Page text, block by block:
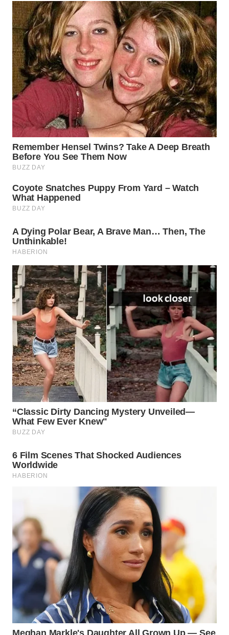
SERDANG
WN
TEBING
TINGGI
WN
PAKPAK
WN
KARAWANG
WN
BEKASI
WN
BOGOR
WN
DEPOK
WN
TAPANULI
UTARA
WN
SAMOSIR
WN
PADANG
LAWAS
SUMEDANG
CIANJUR
WN
TANGERANG
WN
BINJAI
CIREBON